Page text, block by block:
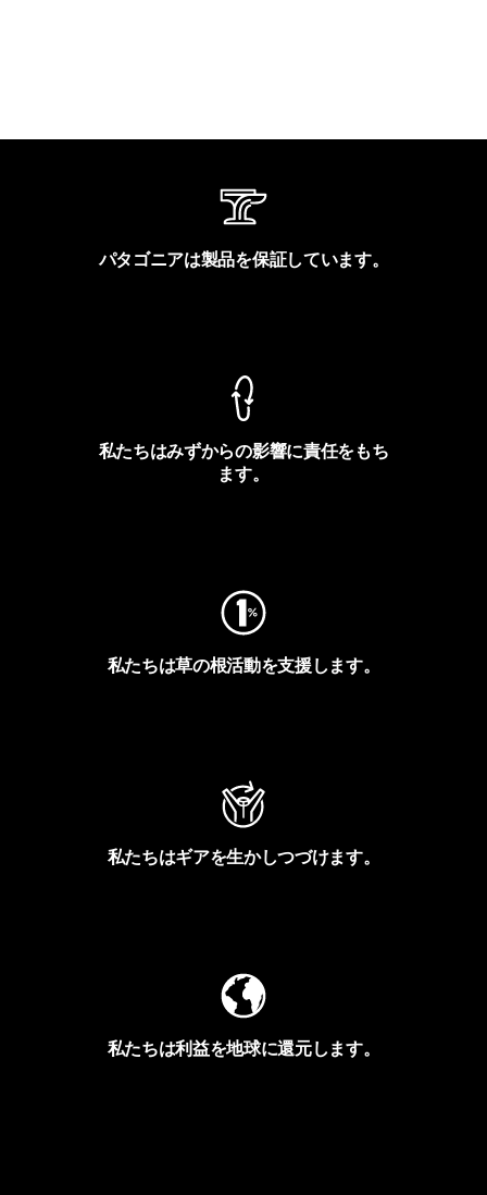
パタゴニアは製品を保証しています。
私たちはみずからの影響に責任をもち
ます。
私たちは草の根活動を支援します。
私たちはギアを生かしつづけます。
私たちは利益を地球に還元します。